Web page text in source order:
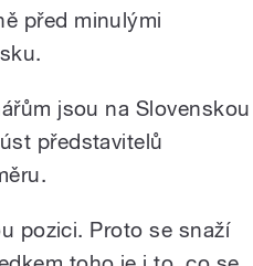
před minulými
jsou na Slovenskou
představitelů
pozici. Proto se snaží